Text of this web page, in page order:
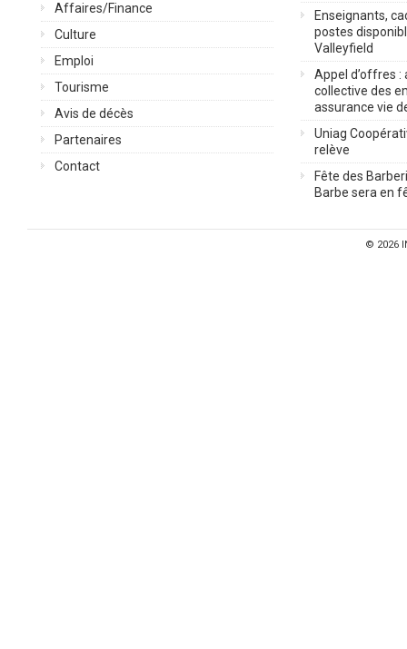
Affaires/Finance
Culture
Emploi
Tourisme
Avis de décès
Partenaires
Contact
Enseignants,
postes
Valleyfield
Appel d’offres :
collective des
assurance vie
Uniag
relève
Fête des
Barbe sera en
© 2026